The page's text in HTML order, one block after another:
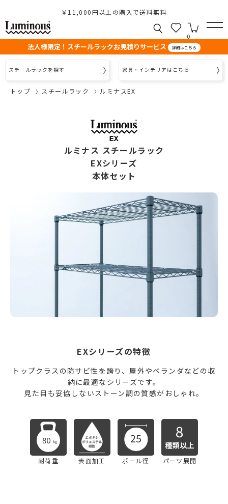
￥11,000円以上の購入で送料無料
0
法人様限定！スチールラックお見積りサービス 詳細はこちら
スチールラックを探す 家具・インテリアはこちら
トップ スチールラック ルミナスEX
ルミナス スチールラック
EXシリーズ
本体セット
EXシリーズの特徴
トップクラスの防サビ性を誇り、屋外やベランダなどの収
納に最適なシリーズです。
見た目も妥協しないストーン調の質感がおしゃれ。
耐荷重 表面加工 ポール径 パーツ展開